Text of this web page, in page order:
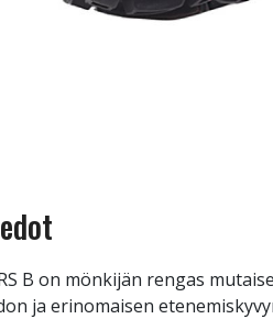
B on mönkijän rengas
ja erinomaisen